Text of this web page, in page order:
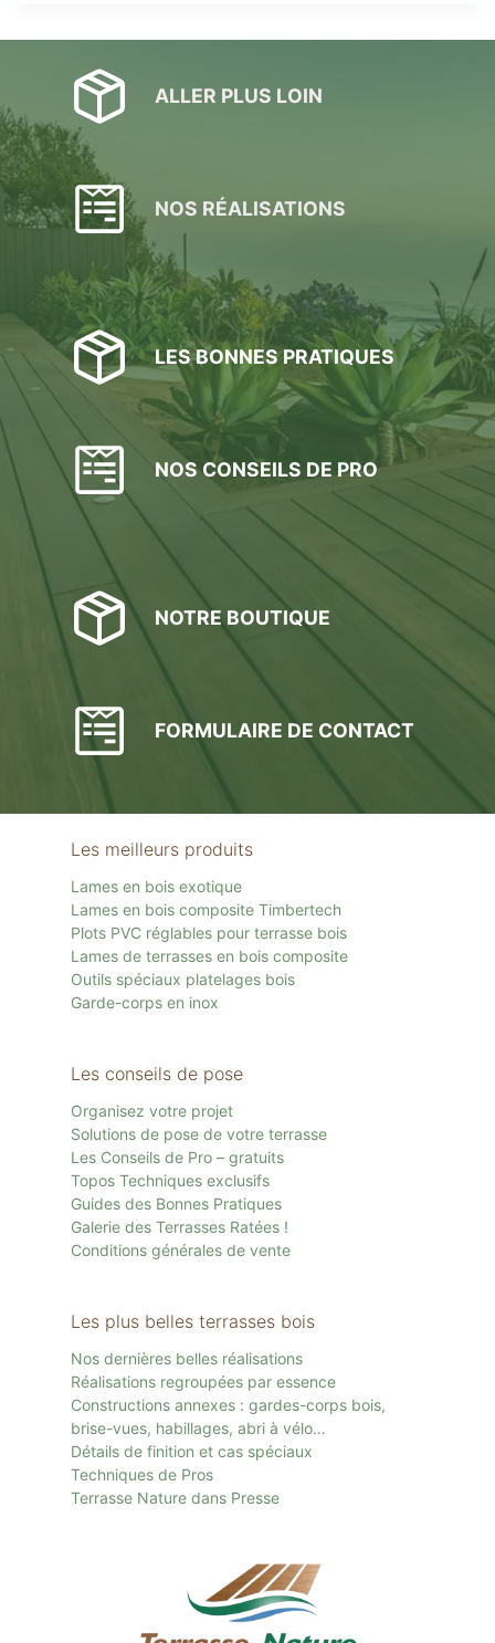
ALLER PLUS LOIN
NOS RÉALISATIONS
LES BONNES PRATIQUES
NOS CONSEILS DE PRO
NOTRE BOUTIQUE
FORMULAIRE DE CONTACT
Les meilleurs produits
Lames en bois exotique
Lames en bois composite Timbertech
Plots PVC réglables pour terrasse bois
Lames de terrasses en bois composite
Outils spéciaux platelages bois
Garde-corps en inox
Les conseils de pose
Organisez votre projet
Solutions de pose de votre terrasse
Les Conseils de Pro – gratuits
Topos Techniques exclusifs
Guides des Bonnes Pratiques
Galerie des Terrasses Ratées !
Conditions générales de vente
Les plus belles terrasses bois
Nos dernières belles réalisations
Réalisations regroupées par essence
Constructions annexes : gardes-corps bois,
brise-vues, habillages, abri à vélo…
Détails de finition et cas spéciaux
Techniques de Pros
Terrasse Nature dans Presse